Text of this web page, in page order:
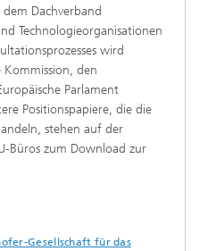
Dachverband
Technologieorganisationen
wird
Kommission, den
Parlament
Positionspapiere, die die
stehen auf der
Büros zum Download zur
Gesellschaft für das